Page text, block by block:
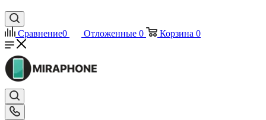
Сравнение0 Отложенные 0 Корзина 0